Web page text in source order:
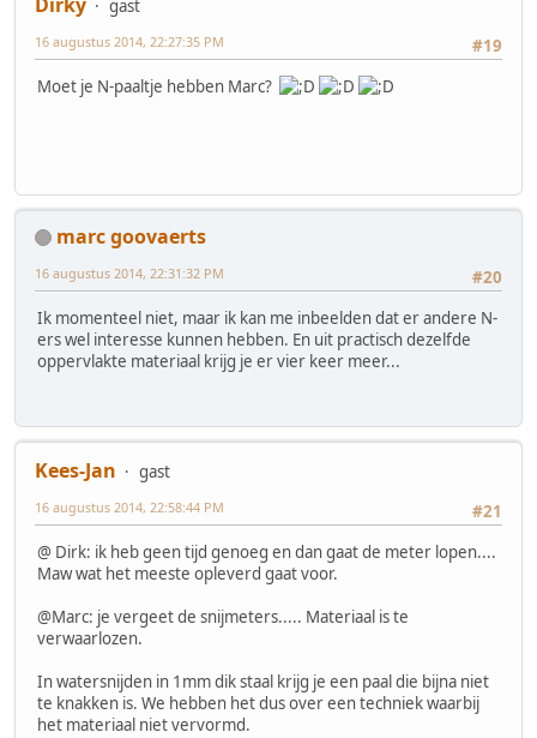
gast
#19
16 augustus 2014, 22:27:35 PM
Moet je N-paaltje hebben Marc?
marc goovaerts
#20
16 augustus 2014, 22:31:32 PM
Ik momenteel niet, maar ik kan me inbeelden dat er andere N-
ers wel interesse kunnen hebben. En uit practisch dezelfde
oppervlakte materiaal krijg je er vier keer meer...
Kees-Jan
gast
#21
16 augustus 2014, 22:58:44 PM
@ Dirk: ik heb geen tijd genoeg en dan gaat de meter lopen....
Maw wat het meeste opleverd gaat voor.
@Marc: je vergeet de snijmeters..... Materiaal is te
verwaarlozen.
In watersnijden in 1mm dik staal krijg je een paal die bijna niet
te knakken is. We hebben het dus over een techniek waarbij
het materiaal niet vervormd.